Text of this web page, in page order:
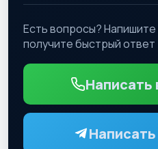
Есть вопросы?
получите быстрый ответ
Написать